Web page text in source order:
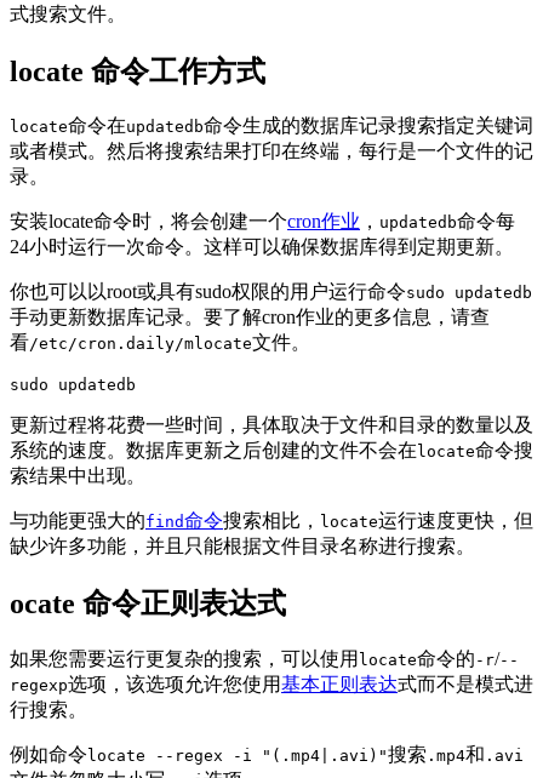
式搜索文件。
locate 命令工作方式
locate命令在updatedb命令生成的数据库记录搜索指定关键词
或者模式。然后将搜索结果打印在终端，每行是一个文件的记
录。
安装locate命令时，将会创建一个cron作业 ， updatedb命令每
24小时运行一次命令。这样可以确保数据库得到定期更新。
你也可以以root或具有sudo权限的用户运行命令sudo updatedb
手动更新数据库记录。要了解cron作业的更多信息，请查
看/etc/cron.daily/mlocate文件。
sudo updatedb
更新过程将花费一些时间，具体取决于文件和目录的数量以及
系统的速度。数据库更新之后创建的文件不会在 locate命令搜
索结果中出现。
与功能更强大的find命令搜索相比， locate运行速度更快，但
缺少许多功能，并且只能根据文件目录名称进行搜索。
ocate 命令正则表达式
如果您需要运行更复杂的搜索，可以使用 locate命令的 -r/--
regexp选项，该选项允许您使用基本正则表达式而不是模式进
行搜索。
例如命令 locate --regex -i "(.mp4|.avi)"搜索 .mp4和 .avi